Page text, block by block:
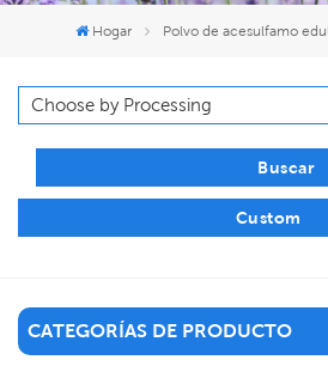
Hogar Polvo de acesulfamo
Buscar
Custom
CATEGORÍAS DE PRODUCTO